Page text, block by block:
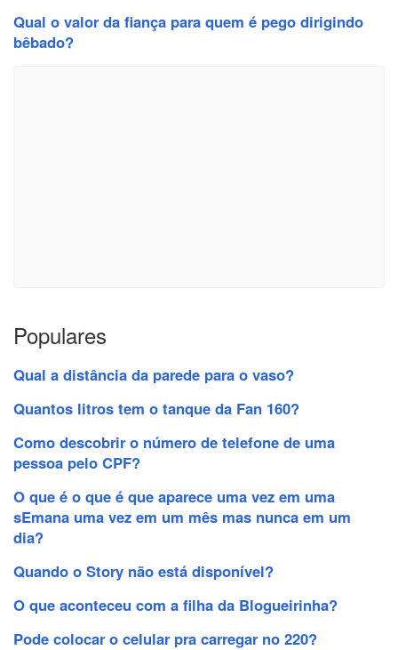
Qual o valor da fiança para quem é pego dirigindo
bêbado?
Populares
Qual a distância da parede para o vaso?
Quantos litros tem o tanque da Fan 160?
Como descobrir o número de telefone de uma
pessoa pelo CPF?
O que é o que é que aparece uma vez em uma
sEmana uma vez em um mês mas nunca em um
dia?
Quando o Story não está disponível?
O que aconteceu com a filha da Blogueirinha?
Pode colocar o celular pra carregar no 220?